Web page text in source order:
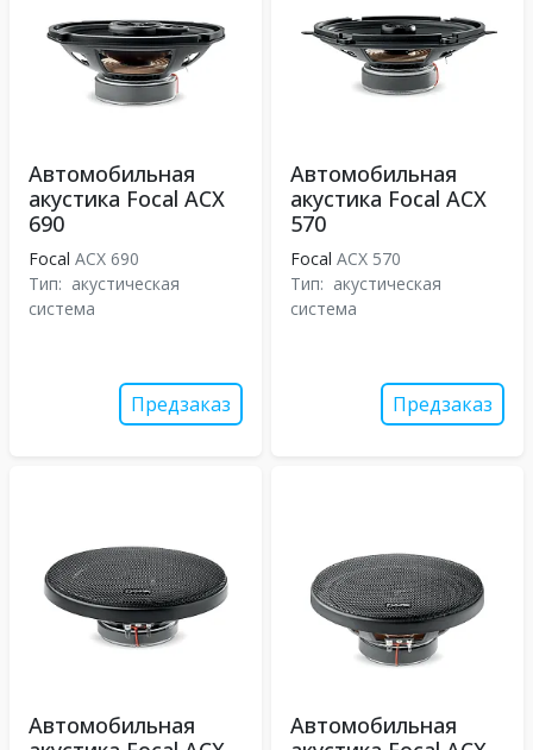
Автомобильная
акустика Focal ACX
690
Focal ACX 690
Тип: акустическая
система
Предзаказ
Автомобильная
акустика Focal ACX
570
Focal ACX 570
Тип: акустическая
система
Предзаказ
Автомобильная
Автомобильная